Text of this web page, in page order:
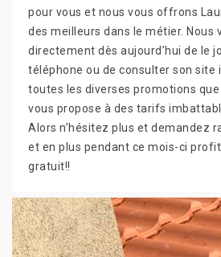
pour vous et nous vous offrons
des meilleurs dans le métier. Nous
directement dès aujourd’hui de le
téléphone ou de consulter son
toutes les diverses promotions
vous propose à des tarifs
Alors n’hésitez plus et demandez
et en plus pendant ce mois-ci
gratuit!!